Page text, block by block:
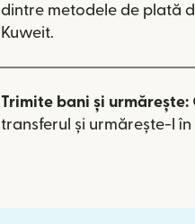
dintre metodele de plată
Kuweit.
Trimite bani și urmărește:
transferul și urmărește-l în